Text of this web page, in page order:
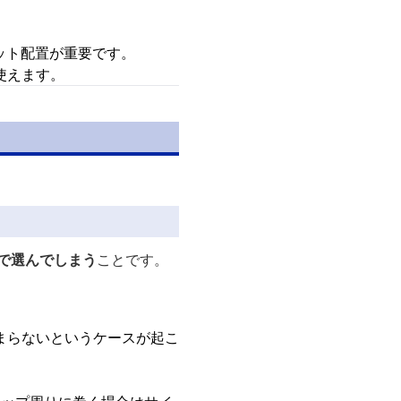
配置が重要です。
ます。
選んでしまう ことです。
ないというケースが起こ